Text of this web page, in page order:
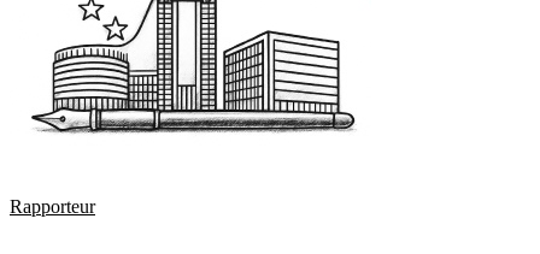
Rapporteur